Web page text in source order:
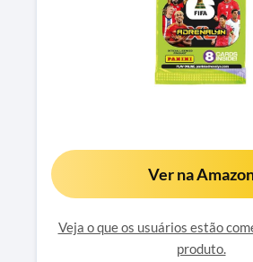
Ver na
Veja o que os usuários estão
produto.